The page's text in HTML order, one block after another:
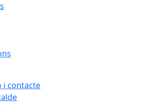
i contacte